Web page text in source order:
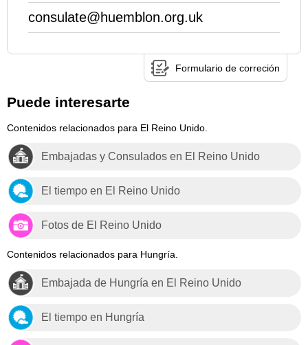
consulate@huemblon.org.uk
Formulario de correción
Puede interesarte
Contenidos relacionados para El Reino Unido.
Embajadas y Consulados en El Reino Unido
El tiempo en El Reino Unido
Fotos de El Reino Unido
Contenidos relacionados para Hungría.
Embajada de Hungría en El Reino Unido
El tiempo en Hungría